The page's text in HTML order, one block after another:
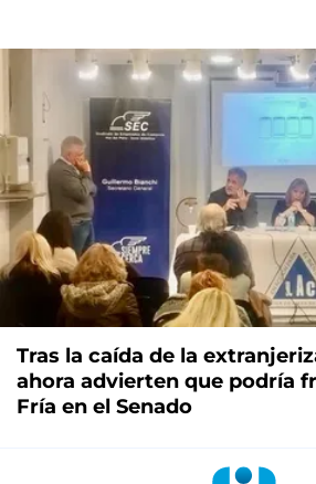
Tras la caída de la
ahora advierten que podría
Fría en el Senado